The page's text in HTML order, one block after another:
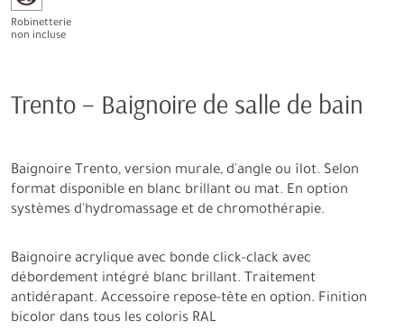
Robinetterie
non incluse
Trento – Baignoire de salle de bain
Baignoire Trento, version murale, d'angle ou îlot. Selon
format disponible en blanc brillant ou mat. En option
systèmes d'hydromassage et de chromothérapie.
Baignoire acrylique avec bonde click-clack avec
débordement intégré blanc brillant. Traitement
antidérapant. Accessoire repose-tête en option. Finition
bicolor dans tous les coloris RAL